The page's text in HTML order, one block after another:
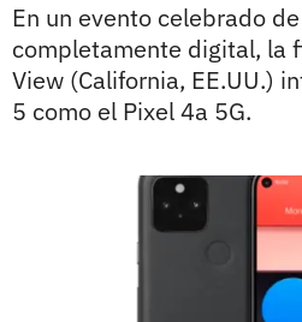
En un evento celebrado
completamente digital, la
View (California, EE.UU.)
5 como el Pixel 4a 5G.